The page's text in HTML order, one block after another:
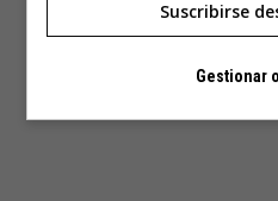
Suscribirse
Gestionar